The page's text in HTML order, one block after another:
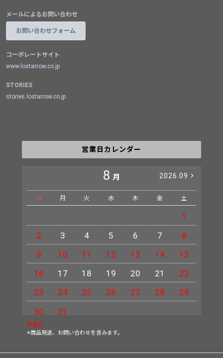
メールによるお問い合わせ
お問い合わせフォーム
コーポレートサイト
www.lostarrow.co.jp
STORIES
stories.lostarrow.co.jp
営業日カレンダー
8 月 2026.09
日 月 火 水 木 金 土
1
2
3 4 5 6 7
8
9
10 11 12 13 14
15
16
17 18 19 20 21
22
23
24 25 26 27 28
29
30
31
休業日
※商品発送、お問い合わせを含みます。